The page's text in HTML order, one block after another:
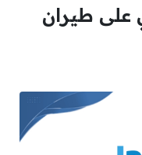
على طيران